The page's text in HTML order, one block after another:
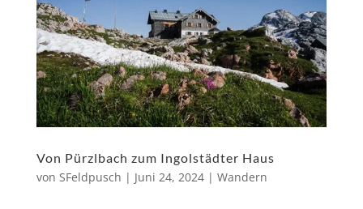
Von Pürzlbach zum Ingolstädter Haus
von SFeldpusch | Juni 24, 2024| Wandern